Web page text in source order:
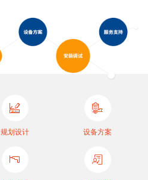
规划设计 设备方案